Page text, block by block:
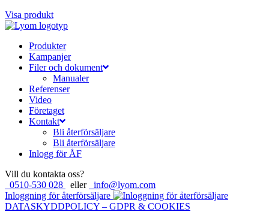
Visa produkt
Produkter
Kampanjer
Filer och dokument
Manualer
Referenser
Video
Företaget
Kontakt
Bli återförsäljare
Bli återförsäljare
Inlogg för ÅF
Vill du kontakta oss?
0510-530 028
eller
info@lyom.com
Inloggning för återförsäljare
DATASKYDDPOLICY – GDPR & COOKIES